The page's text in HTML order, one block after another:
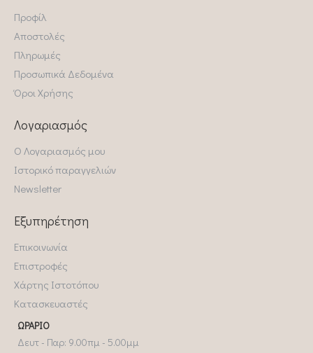
Προφίλ
Αποστολές
Πληρωμές
Προσωπικά Δεδομένα
Όροι Χρήσης
Λογαριασμός
Ο Λογαριασμός μου
Ιστορικό παραγγελιών
Newsletter
Εξυπηρέτηση
Επικοινωνία
Επιστροφές
Χάρτης Ιστοτόπου
Κατασκευαστές
ΩΡΆΡΙΟ
Δευτ - Παρ: 9.00πμ - 5.00μμ